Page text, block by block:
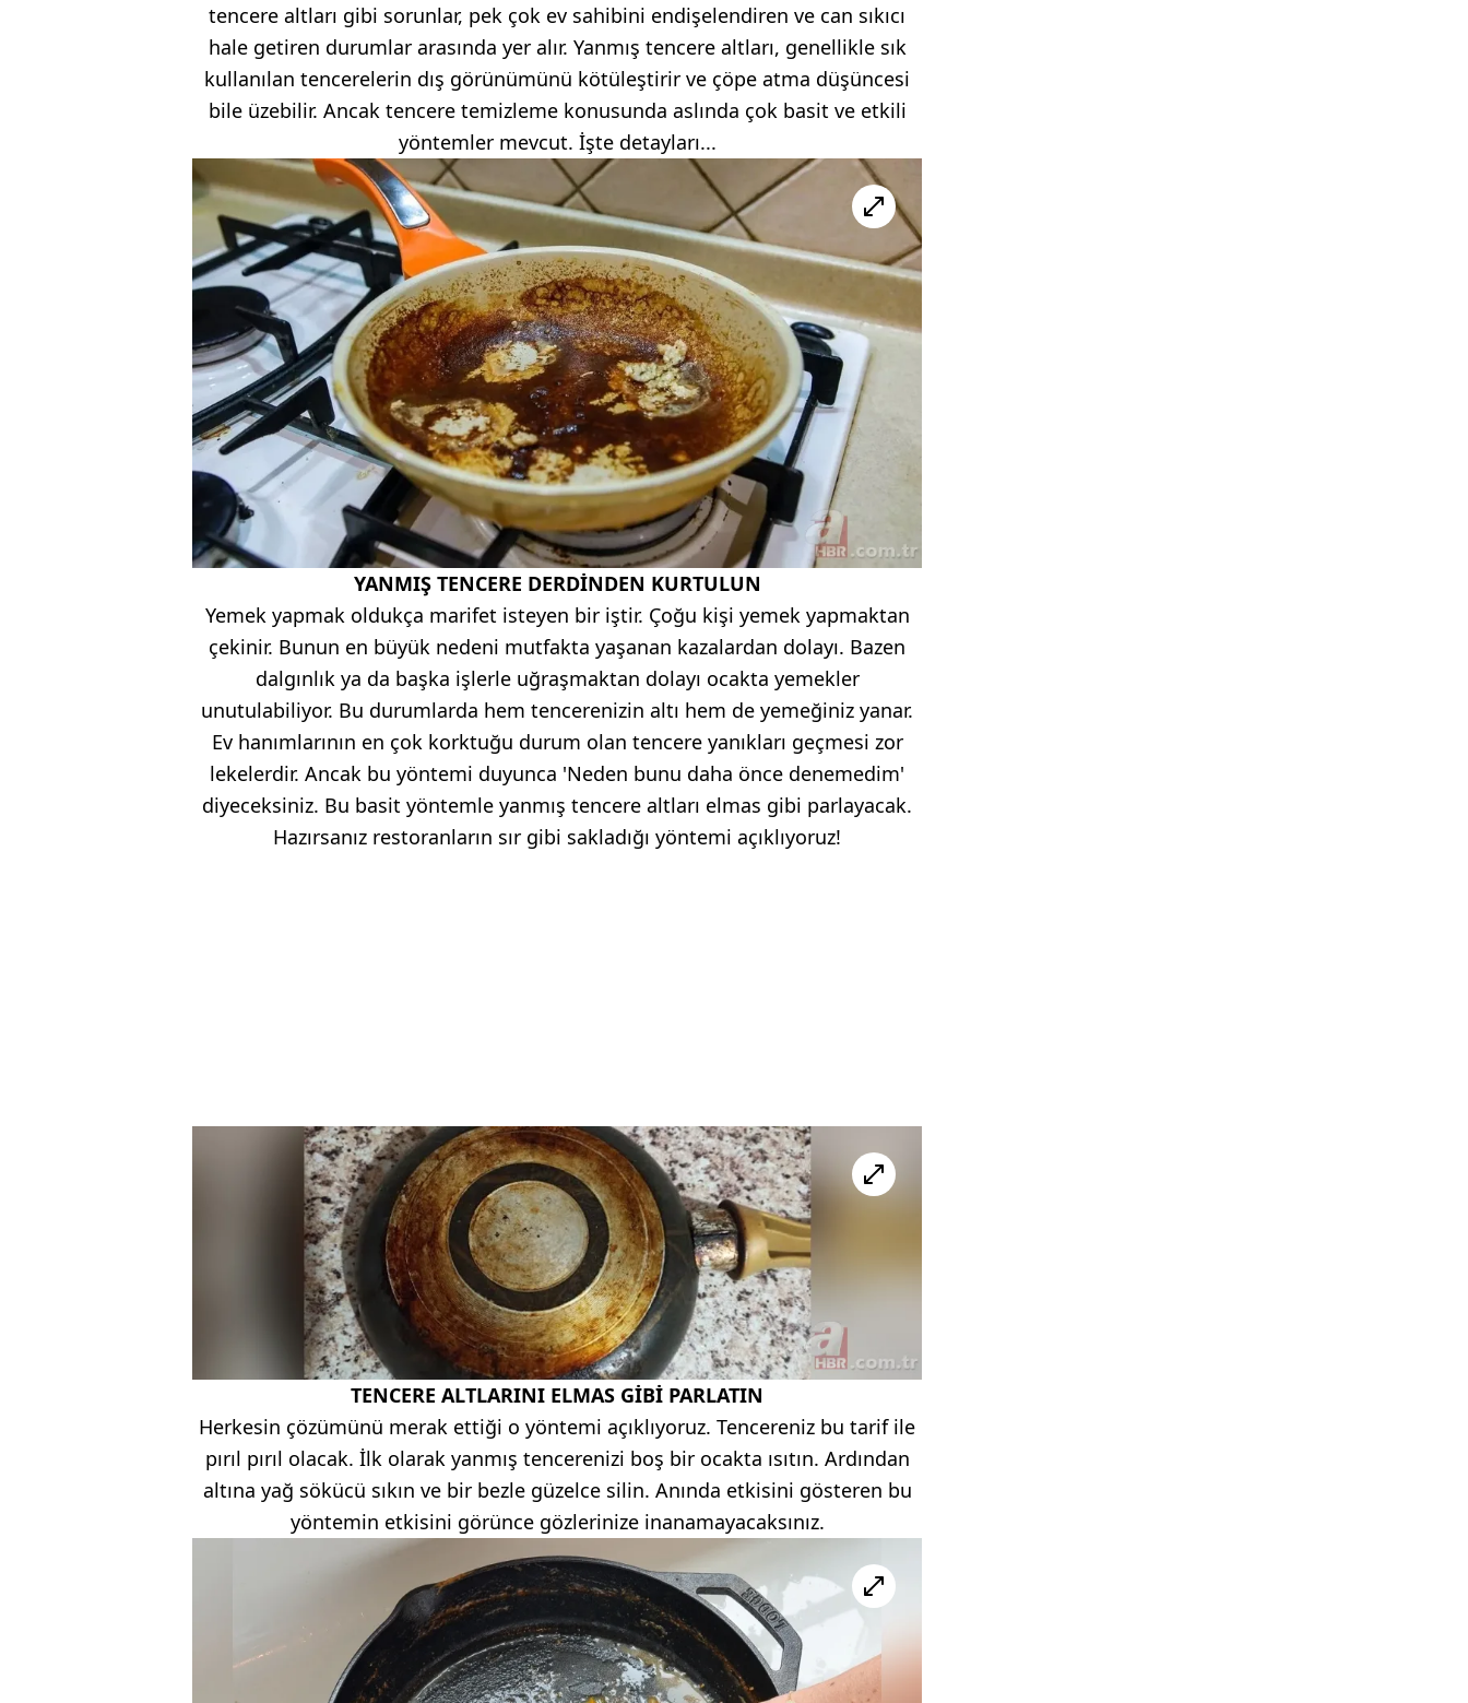
tencere altları gibi sorunlar, pek çok ev sahibini endişelendiren ve can sıkıcı
hale getiren durumlar arasında yer alır. Yanmış tencere altları, genellikle sık
kullanılan tencerelerin dış görünümünü kötüleştirir ve çöpe atma düşüncesi
bile üzebilir. Ancak tencere temizleme konusunda aslında çok basit ve etkili
yöntemler mevcut. İşte detayları...
YANMIŞ TENCERE DERDİNDEN KURTULUN
Yemek yapmak oldukça marifet isteyen bir iştir. Çoğu kişi yemek yapmaktan
çekinir. Bunun en büyük nedeni mutfakta yaşanan kazalardan dolayı. Bazen
dalgınlık ya da başka işlerle uğraşmaktan dolayı ocakta yemekler
unutulabiliyor. Bu durumlarda hem tencerenizin altı hem de yemeğiniz yanar.
Ev hanımlarının en çok korktuğu durum olan tencere yanıkları geçmesi zor
lekelerdir. Ancak bu yöntemi duyunca 'Neden bunu daha önce denemedim'
diyeceksiniz. Bu basit yöntemle yanmış tencere altları elmas gibi parlayacak.
Hazırsanız restoranların sır gibi sakladığı yöntemi açıklıyoruz!
TENCERE ALTLARINI ELMAS GİBİ PARLATIN
Herkesin çözümünü merak ettiği o yöntemi açıklıyoruz. Tencereniz bu tarif ile
pırıl pırıl olacak. İlk olarak yanmış tencerenizi boş bir ocakta ısıtın. Ardından
altına yağ sökücü sıkın ve bir bezle güzelce silin. Anında etkisini gösteren bu
yöntemin etkisini görünce gözlerinize inanamayacaksınız.